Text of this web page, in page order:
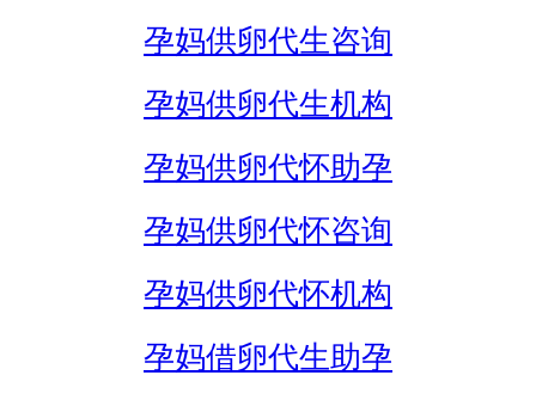
孕妈供卵代生咨询
孕妈供卵代生机构
孕妈供卵代怀助孕
孕妈供卵代怀咨询
孕妈供卵代怀机构
孕妈借卵代生助孕